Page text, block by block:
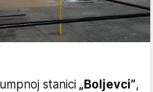
stanici „Boljevci”,